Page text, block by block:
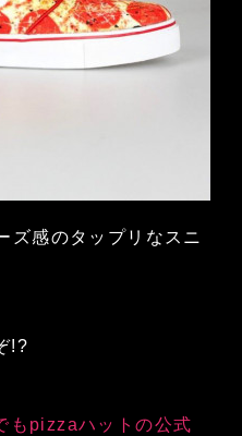
ズ感のタップリなスニ
!?
もpizzaハットの公式